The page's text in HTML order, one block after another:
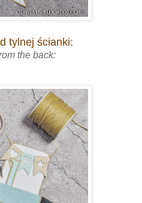
tylnej ścianki:
the back: